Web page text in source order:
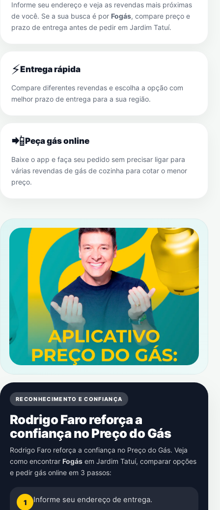
Informe seu endereço e veja as revendas mais próximas
de você. Se a sua busca é por Fogás, compare preço e
prazo de entrega antes de pedir em Jardim Tatuí.
⚡Entrega rápida
Compare diferentes revendas e escolha a opção com
melhor prazo de entrega para a sua região.
📲Peça gás online
Baixe o app e faça seu pedido sem precisar ligar para
várias revendas de gás de cozinha para cotar o menor
preço.
RECONHECIMENTO E CONFIANÇA
Rodrigo Faro reforça a
confiança no Preço do Gás
Rodrigo Faro reforça a confiança no Preço do Gás. Veja
como encontrar Fogás em Jardim Tatuí, comparar opções
e pedir gás online em 3 passos:
1 Informe seu endereço de entrega.